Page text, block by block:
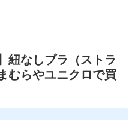
紐なしブラ（ストラ
むらやユニクロで買